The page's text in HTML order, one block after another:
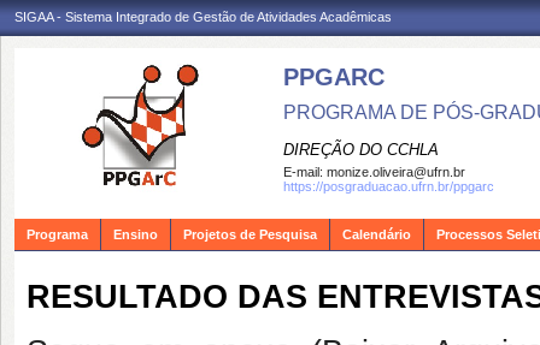
SIGAA - Sistema Integrado de Gestão de Atividades Acadêmicas
PPGARC
PROGRAMA DE PÓS-
DIREÇÃO DO CCHLA
E-mail: monize.oliveira@ufrn.br
https://posgraduacao.ufrn.br/ppgarc
Programa Ensino Projetos de Pesquisa Calendário Processos
RESULTADO DAS